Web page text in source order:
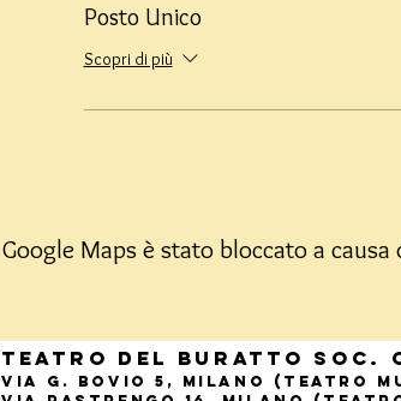
Posto Unico
Scopri di più
Google Maps è stato bloccato a
Teatro del Buratto Soc.
Via G. Bovio 5, Milano (Teatro